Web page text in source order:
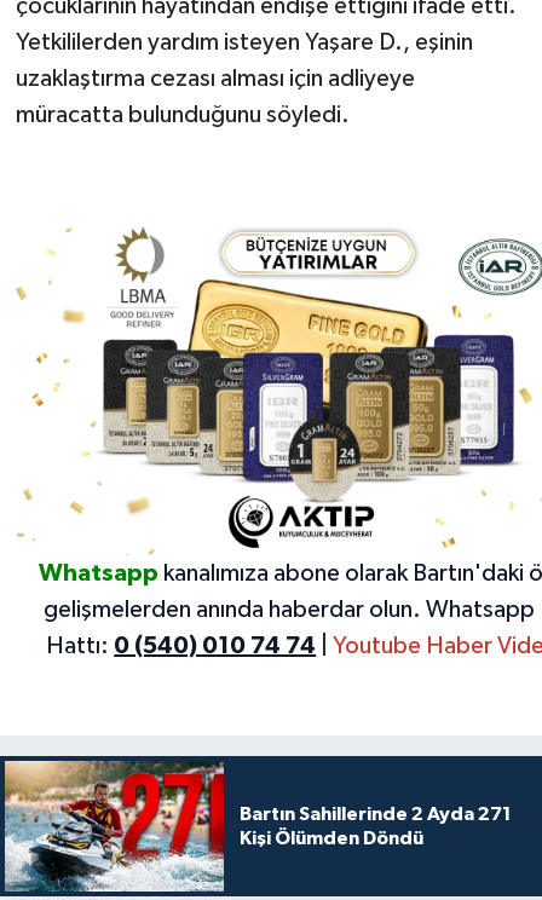
çocuklarının hayatından endişe ettiğini ifade etti.
Yetkililerden yardım isteyen Yaşare D., eşinin
uzaklaştırma cezası alması için adliyeye
müracatta bulunduğunu söyledi.
Whatsapp kanalımıza abone olarak Bartın'daki
gelişmelerden anında haberdar olun. Whatsapp
Hattı: 0 (540) 010 74 74 Youtube Haber
Bartın Sahillerinde 2 Ayda 271
Kişi Ölümden Döndü